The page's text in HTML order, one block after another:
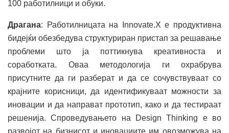
100 работилници и обуки.
Драгана: Работилницата на Innovate.X е продуктивна
бидејќи обезбедува структуриран пристап за решавање
проблеми што ја поттикнува креативноста и
соработката. Оваа методологија ги охрабрува
присутните да ги разберат и да се сочувствуваат со
крајните корисници, да идентификуваат можности за
иновации и да направат прототип, како и да тестираат
решенија. Спроведувањето на Design Thinking е во